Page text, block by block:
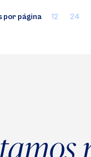
por página 12 24